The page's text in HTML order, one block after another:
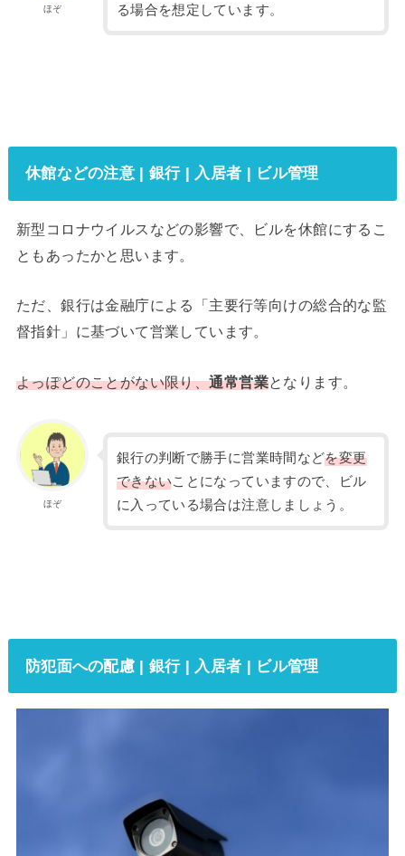
ほぞ
る場合を想定しています。
休館などの注意 | 銀行 | 入居者 | ビル管理
新型コロナウイルスなどの影響で、ビルを休館にするこ
ともあったかと思います。
ただ、銀行は金融庁による「主要行等向けの総合的な監
督指針」に基づいて営業しています。
よっぽどのことがない限り、通常営業となります。
ほぞ
銀行の判断で勝手に営業時間などを変更
できないことになっていますので、ビル
に入っている場合は注意しましょう。
防犯面への配慮 | 銀行 | 入居者 | ビル管理